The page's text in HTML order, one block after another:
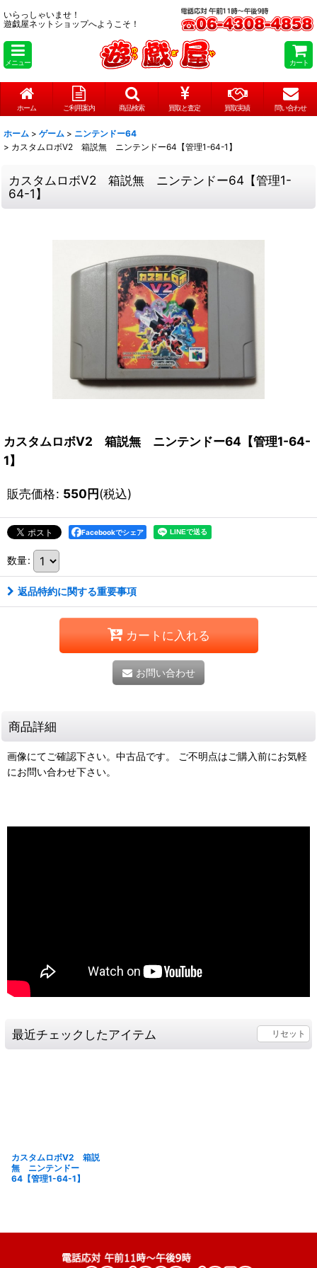
いらっしゃいませ！
遊戯屋ネットショップへようこそ！
メニュー カート
ホーム ご利用案内 商品検索 買取と査定 買取実績 問い合わせ
ホーム > ゲーム > ニンテンドー64
> カスタムロボV2 箱説無 ニンテンドー64【管理1-64-1】
カスタムロボV2 箱説無 ニンテンドー64【管理1-
64-1】
カスタムロボV2 箱説無 ニンテンドー64【管理1-64-
1】
販売価格: 550円(税込)
Facebookでシェア
数量:
返品特約に関する重要事項
カートに入れる
お問い合わせ
商品詳細
画像にてご確認下さい。中古品です。 ご不明点はご購入前にお気軽
にお問い合わせ下さい。
最近チェックしたアイテム リセット
カスタムロボV2 箱説
無 ニンテンドー
64【管理1-64-1】